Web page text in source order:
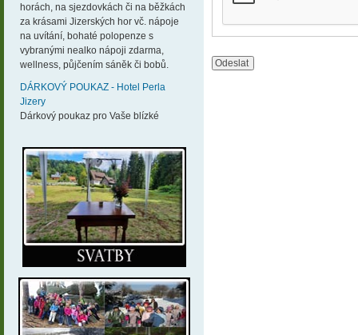
horách, na sjezdovkách či na běžkách
za krásami Jizerských hor vč. nápoje
na uvítání, bohaté polopenze s
vybranými nealko nápoji zdarma,
wellness, půjčením sáněk či bobů.
DÁRKOVÝ POUKAZ - Hotel Perla
Jizery
Dárkový poukaz pro Vaše blízké